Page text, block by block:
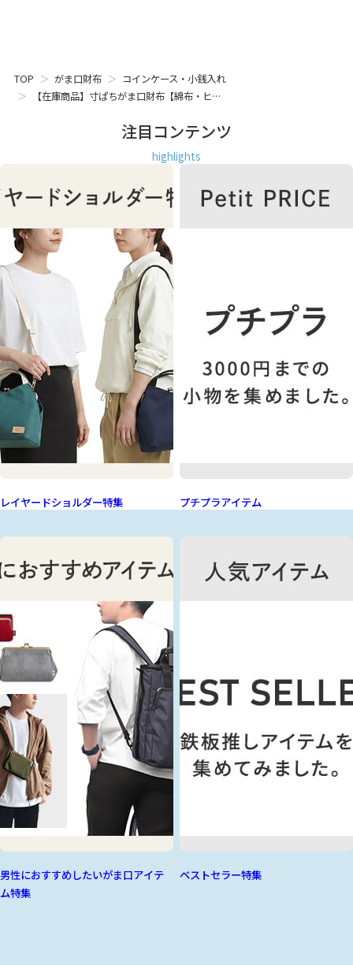
MATERIAL
AYANOKOJIでは定番の生地、強度に優れた8号帆布を使用し
STAFF VOICE
小さくてかわいい、四角い形の小銭専用のお財布。財布とは
トに常備させておくのもOK。
プレゼントのプラスワンアイテムとしてもおすすめです。
小銭 小銭入れ コイン 小さい かわいい レディース メンズ ユ
ニセックス バッグイン 小物 ピアス 指輪 リング アクセサリー
収納 おすすめ ヒッコリー ストライプ 女性が 喜ぶ 喜ばれる
プレゼント もらって 嬉しい ちょっと 良いもの いいもの 日本
製 京都 ガマグチ がまぐち
TOP がま口財布
コインケース・小銭入れ
【在庫商品】寸ぱちがま口財布【綿布・ヒ…
注目コンテンツ
highlights
レイヤードショルダー特集 プチプラアイテム
男性におすすめしたいがま口アイテ
ム特集
ベストセラー特集